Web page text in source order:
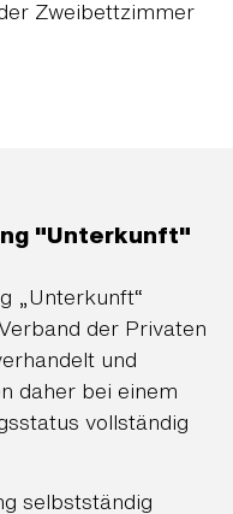
Zweibettzimmer
"Unterkunft"
„Unterkunft“
der Privaten
und
daher bei einem
vollständig
selbstständig